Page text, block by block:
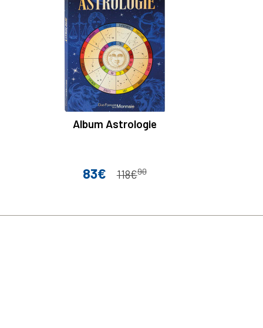
Album Astrologie
Prix
83€ Prix de base
118€90